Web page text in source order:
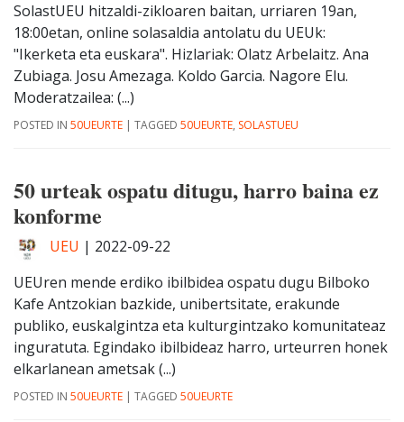
SolastUEU hitzaldi-zikloaren baitan, urriaren 19an,
18:00etan, online solasaldia antolatu du UEUk:
"Ikerketa eta euskara". Hizlariak: Olatz Arbelaitz. Ana
Zubiaga. Josu Amezaga. Koldo Garcia. Nagore Elu.
Moderatzailea: (...)
POSTED IN 50UEURTE | TAGGED 50UEURTE, SOLASTUEU
50 urteak ospatu ditugu, harro baina ez
konforme
UEU | 2022-09-22
UEUren mende erdiko ibilbidea ospatu dugu Bilboko
Kafe Antzokian bazkide, unibertsitate, erakunde
publiko, euskalgintza eta kulturgintzako komunitateaz
inguratuta. Egindako ibilbideaz harro, urteurren honek
elkarlanean ametsak (...)
POSTED IN 50UEURTE | TAGGED 50UEURTE